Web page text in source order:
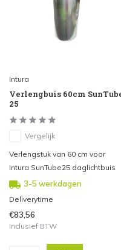
Intura
Verlengbuis 60cm
25
Vergelijk
Verlengstuk van 60 cm voor
Intura SunTube25 daglichtbuis
3-5 werkdagen
Deliverytime
€83,56
Inclusief BTW